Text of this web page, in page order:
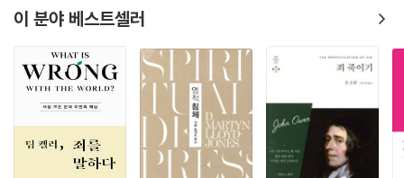
를 기억만 한다면 고통을 이길 수 있다. 고통 중에도 희망의 새 역사를 이룰
수 있다. 아브람은 그 아들의 이름을 무엇이라고 짓는가?
--- p.234
그가 왜 그분을 다시 만나려고 하는가? 그는 그동안 파란만장한 세월을 보
냈다. 그런 삶의 소용돌이 속에서 하나님을 잊어버렸다. 왜냐하면 그는 현
실에 만족했기 때문이다. 만족감이라는 괴물은 사람이 자신의 삶에 만족하
이 분야 베스트셀러